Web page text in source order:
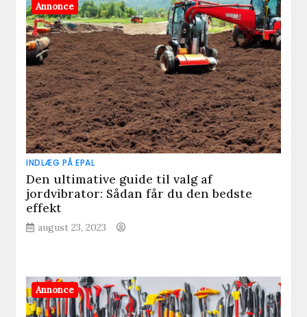
Annonce
INDLÆG PÅ EPAL
Den ultimative guide til valg af
jordvibrator: Sådan får du den bedste
effekt
august 23, 2023
Annonce